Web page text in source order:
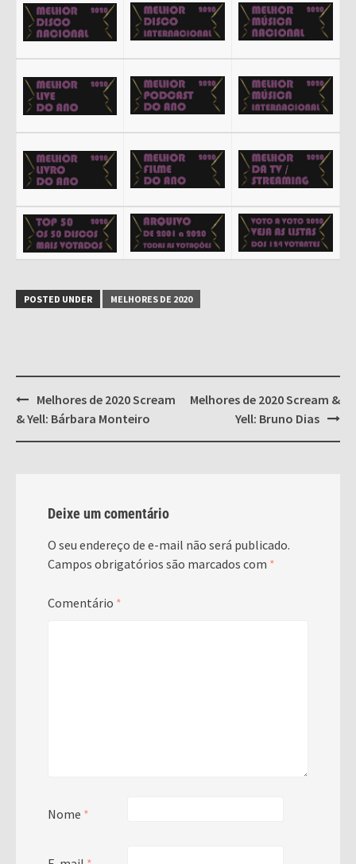
POSTED UNDER MELHORES DE 2020
Post
navigation
Melhores de 2020 Scream
& Yell: Bárbara Monteiro
Melhores de 2020 Scream &
Yell: Bruno Dias
Deixe um comentário
O seu endereço de e-mail não será publicado.
Campos obrigatórios são marcados com *
Comentário *
Nome *